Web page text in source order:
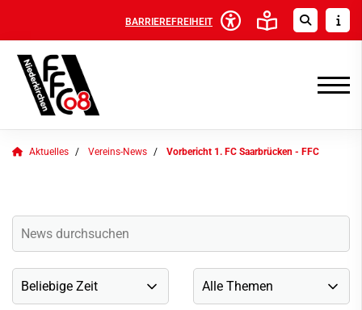
BARRIEREFREIHEIT
Aktuelles Vereins-News Vorbericht 1. FC Saarbrücken - FFC